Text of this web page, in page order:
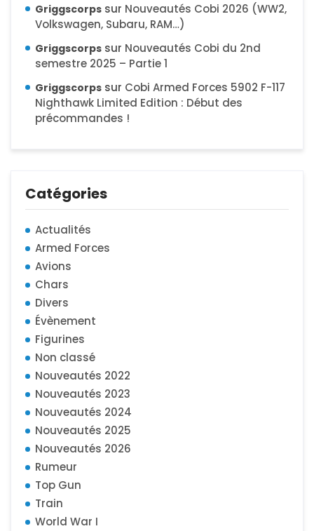
Griggscorps sur Nouveautés Cobi 2026 (WW2,
Volkswagen, Subaru, RAM…)
Griggscorps sur Nouveautés Cobi du 2nd
semestre 2025 – Partie 1
Griggscorps sur Cobi Armed Forces 5902 F-117
Nighthawk Limited Edition : Début des
précommandes !
Catégories
Actualités
Armed Forces
Avions
Chars
Divers
Évènement
Figurines
Non classé
Nouveautés 2022
Nouveautés 2023
Nouveautés 2024
Nouveautés 2025
Nouveautés 2026
Rumeur
Top Gun
Train
World War I